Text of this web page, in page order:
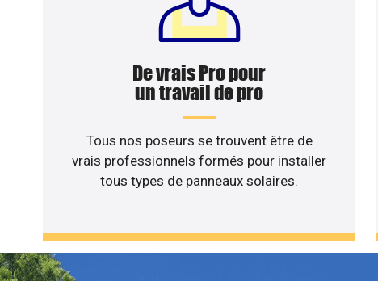
De vrais Pro pour
un travail de pro
Tous nos poseurs se trouvent être de
vrais professionnels formés pour installer
tous types de panneaux solaires.